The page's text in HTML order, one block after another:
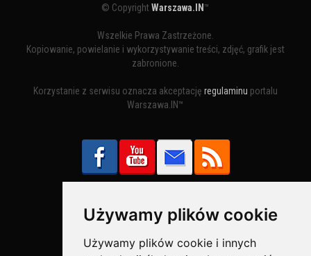
Używamy plików cookie
Używamy plików cookie i innych
© CopyrightWarszawa.IN ™
Wszelkie Prawa Zastrzeżone.
Kopiowanie, powielanie i wykorzystywanie treści, zdjęć, grafik jest
zabronione.
Korzystanie z serwisu oznacza akceptację regulaminu portalu
Warszawa.IN™
Bezpieczne Płatności obsługuje: